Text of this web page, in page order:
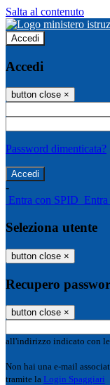
Salta al contenuto
Accedi
Accedi
button close ×
Password dimenticata?
-
Entra con SPID
Seleziona utente
button close ×
Recupero
button close ×
all'indirizzo indicato con
Non hai una e-mail
tramite la Login Spaggiari